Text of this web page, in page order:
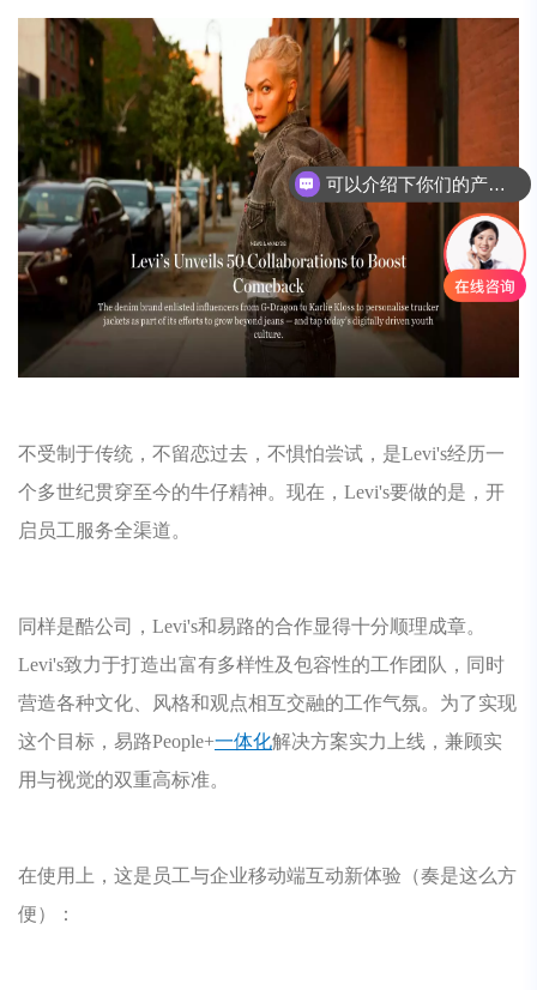
不受制于传统，不留恋过去，不惧怕尝试，是Levi's经历一
个多世纪贯穿至今的牛仔精神。现在，Levi's要做的是，开
启员工服务全渠道。
同样是酷公司，Levi's和易路的合作显得十分顺理成章。
Levi's致力于打造出富有多样性及包容性的工作团队，同时
营造各种文化、风格和观点相互交融的工作气氛。为了实现
这个目标，易路People+一体化解决方案实力上线，兼顾实
用与视觉的双重高标准。
在使用上，这是员工与企业移动端互动新体验（奏是这么方
便）：
可以介绍下你们的产品么